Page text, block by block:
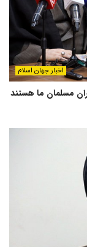
اخبار جهان اسلام
مسلمان ما هستند